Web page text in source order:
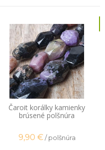
Čaroit korálky kamienky
brúsené polšnúra
9,90 € / polšnúra